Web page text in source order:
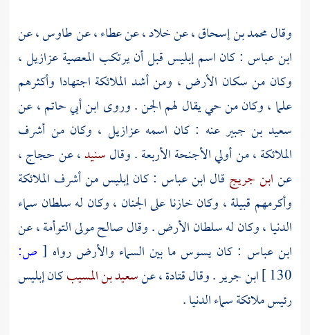
وقالمحمد بن إسحاق، عنخلاد، عنعطاء، عنطاوس، عن
ابن عباس : كان اسم إبليس قبل أن يرتكب المعصية عزازيل ،
وكان من سكان الأرض ، ومن أشد الملائكة اجتهادا وأكثرهم
علما ، وكان من حي يقال لهم الجن . وروى ابن أبي حاتم، عن
سعيد بن جبيرعنه : كان اسمه عزازيل ، وكان من أشرف
الملائكة ، من أولي الأجنحة الأربعة . وقالسنيد، عنحجاج،
عنابن جريج قال ابن عباس : كان إبليس من أشرف الملائكة
وأكرمهم قبيلة ، وكان خازنا على الجنان ، وكان له سلطان سماء
الدنيا ، وكان له سلطان الأرض . وقالصالح مولى التوأمة، عن
ابن عباس : كان يسوس ما بين السماء والأرض رواه [ ص:
130 ] ابن جرير. وقالقتادة، عنسعيد بن المسيبكان إبليس
رئيس ملائكة سماء الدنيا .